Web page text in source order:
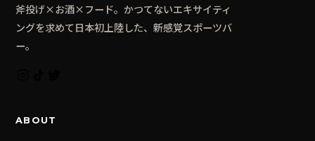
斧投げ×お酒×フード。かつてないエキサイティ
ングを求めて日本初上陸した、新感覚スポーツバ
ー。
ABOUT